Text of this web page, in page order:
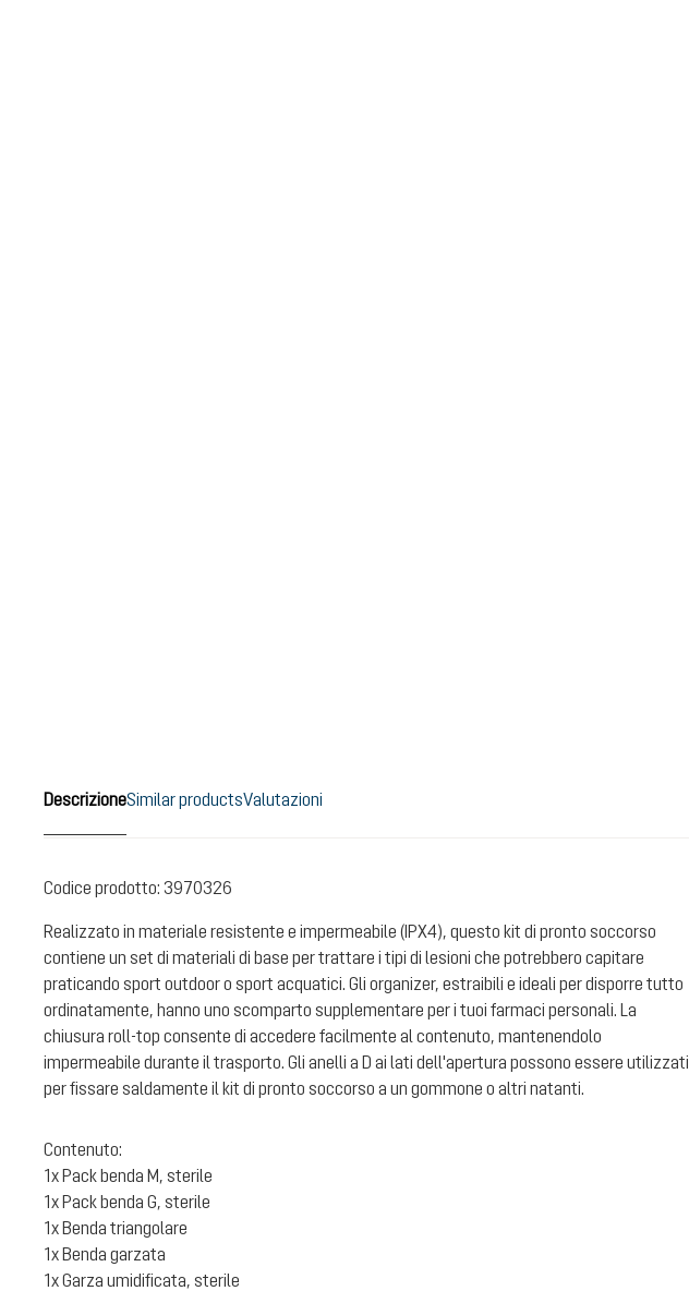
DescrizioneSimilar productsValutazioni
Codice prodotto: 3970326
Realizzato in materiale resistente e impermeabile (IPX4), questo kit di pronto soccorso
contiene un set di materiali di base per trattare i tipi di lesioni che potrebbero capitare
praticando sport outdoor o sport acquatici. Gli organizer, estraibili e ideali per disporre tutto
ordinatamente, hanno uno scomparto supplementare per i tuoi farmaci personali. La
chiusura roll-top consente di accedere facilmente al contenuto, mantenendolo
impermeabile durante il trasporto. Gli anelli a D ai lati dell'apertura possono essere utilizzati
per fissare saldamente il kit di pronto soccorso a un gommone o altri natanti.
Contenuto:
1x Pack benda M, sterile
1x Pack benda G, sterile
1x Benda triangolare
1x Benda garzata
1x Garza umidificata, sterile